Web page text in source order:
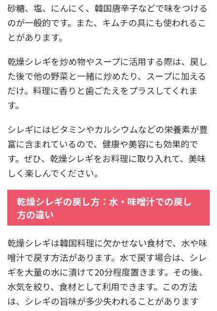
砂糖、塩、にんにく、韓国唐辛子などで味をつける
のが一般的です。また、キムチの具にも使われるこ
とがあります。
乾燥シレギを炒め物やスープに活用する際は、戻し
た後で他の野菜と一緒に炒めたり、スープに加える
だけ。料理に香りと歯ごたえをプラスしてくれま
す。
シレギにはビタミンやカルシウムなどの栄養素が豊
富に含まれているので、健康や美容にも効果的で
す。ぜひ、乾燥シレギをお料理に取り入れて、美味
しく楽しんでください。
乾燥シレギの戻し方：水・味噌汁での戻し
方の違い
乾燥シレギは韓国料理に欠かせない食材で、水や味
噌汁で戻す方法があります。水で戻す場合は、シレ
ギを大量の水に漬けて20分程度置きます。その後、
水気を絞り、食材として利用できます。この方法
は、シレギの旨味が多少失われることがあります